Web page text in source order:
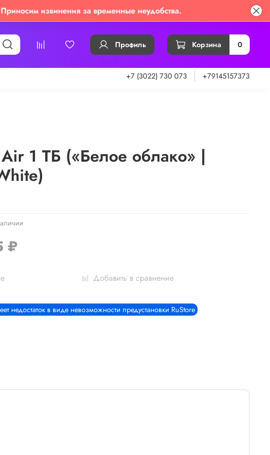
Профиль Корзина 0
+7 (3022) 730 073 +79145157373
недостаток в виде невозможности предустановки RuStore
1 ТБ («Белое облако» |
₽
Добавить в сравнение